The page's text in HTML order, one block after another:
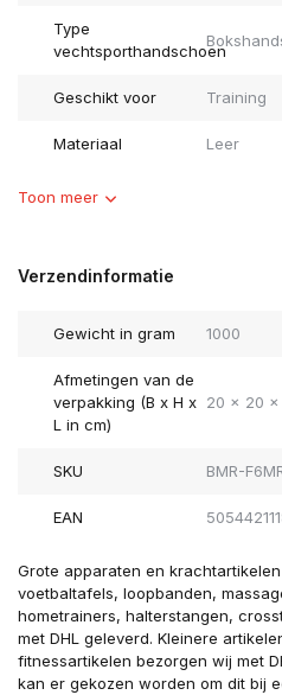
Type
vechtsporthandschoen
Geschikt voor Training
Materiaal Leer
Toon meer
Verzendinformatie
Gewicht in gram 1000
Afmetingen van de
verpakking (B x H x
L in cm)
20 x 20 x
SKU BMR-
EAN
Grote apparaten en
voetbaltafels, loopbanden,
hometrainers, halterstangen,
met DHL geleverd. Kleinere
fitnessartikelen bezorgen wij met
kan er gekozen worden om dit bij